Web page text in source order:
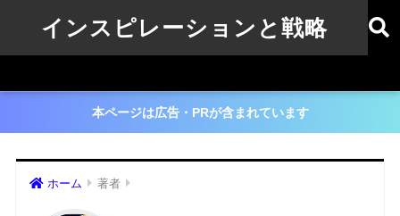
インスピレーションと戦略
本ページは広告・PRが含まれています
ホーム 著者